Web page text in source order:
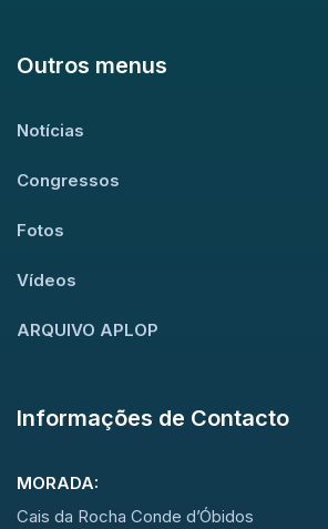
Outros menus
Notícias
Congressos
Fotos
Vídeos
ARQUIVO APLOP
Informações de Contacto
MORADA:
Cais da Rocha Conde d’Óbidos